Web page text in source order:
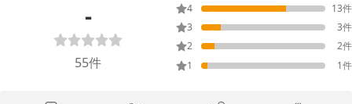
-
55件
4
13件
3
3件
2
2件
1
1件